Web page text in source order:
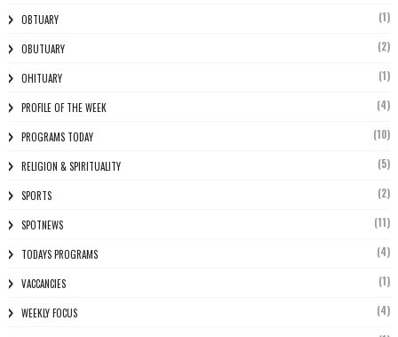
OBTUARY (1)
OBUTUARY (2)
OHITUARY (1)
PROFILE OF THE WEEK (4)
PROGRAMS TODAY (10)
RELIGION & SPIRITUALITY (5)
SPORTS (2)
SPOTNEWS (11)
TODAYS PROGRAMS (4)
VACCANCIES (1)
WEEKLY FOCUS (4)